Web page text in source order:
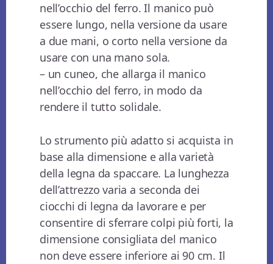
nell’occhio del ferro. Il manico può
essere lungo, nella versione da usare
a due mani, o corto nella versione da
usare con una mano sola.
– un cuneo, che allarga il manico
nell’occhio del ferro, in modo da
rendere il tutto solidale.
Lo strumento più adatto si acquista in
base alla dimensione e alla varietà
della legna da spaccare. La lunghezza
dell’attrezzo varia a seconda dei
ciocchi di legna da lavorare e per
consentire di sferrare colpi più forti, la
dimensione consigliata del manico
non deve essere inferiore ai 90 cm. Il